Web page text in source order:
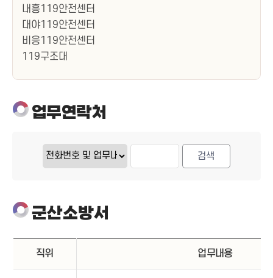
내흥119안전센터
대야119안전센터
비응119안전센터
119구조대
업무연락처
군산소방서
직위 업무내용